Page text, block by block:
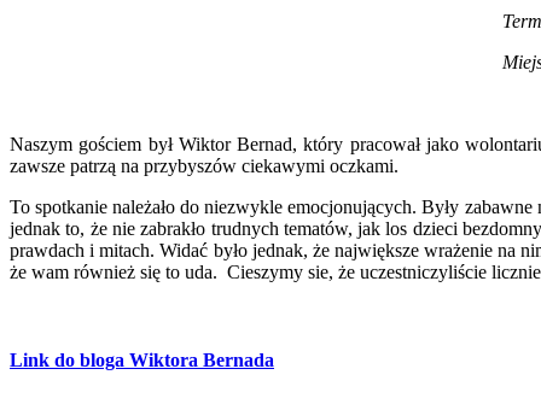
Naszym gościem był Wiktor Bernad, który pracował jako
zawsze patrzą na przybyszów ciekawymi oczkami.
To spotkanie należało do niezwykle emocjonujących. Były
jednak to, że nie zabrakło trudnych tematów, jak los dzieci
prawdach i mitach. Widać było jednak, że największe wrażenie na
że wam również się to uda. Cieszymy sie, że uczestniczyliście
Link do bloga Wiktora Bernada